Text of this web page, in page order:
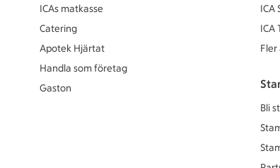
ICAs matkasse
Catering
Apotek Hjärtat
Handla som företag
Gaston
ICA
ICA
Bli